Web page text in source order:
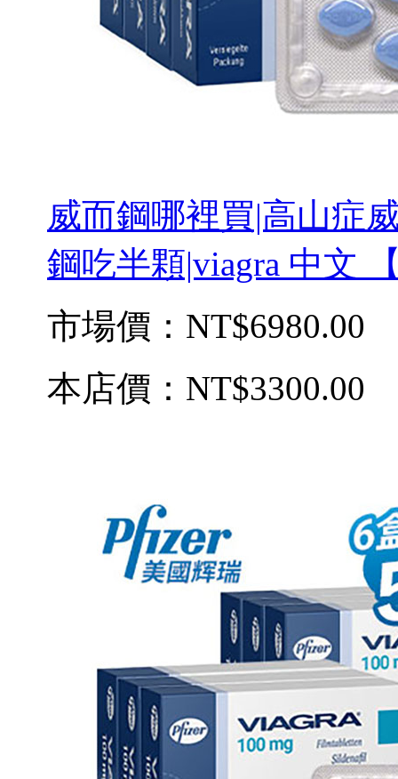
威而鋼哪裡買|高山症
鋼吃半顆|viagra 中文
市場價： NT$6980.00
本店價： NT$3300.00